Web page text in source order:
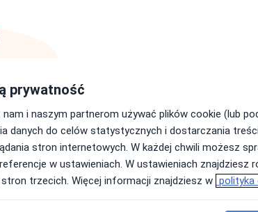
prywatność
i naszym partnerom używać plików cookie (lub
danych do celów statystycznych i dostarczania
stron internetowych. W każdej chwili możesz
w ustawieniach. W ustawieniach znajdziesz
trzecich. Więcej informacji znajdziesz w polityka